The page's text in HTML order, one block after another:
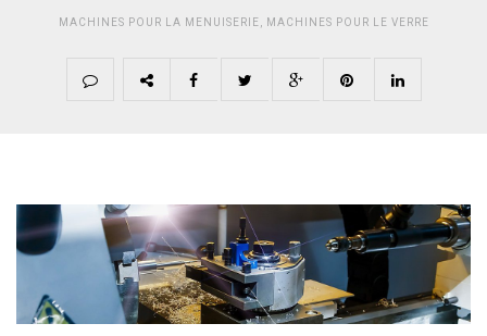
MACHINES POUR LA MENUISERIE MACHINES POUR LE VERRE